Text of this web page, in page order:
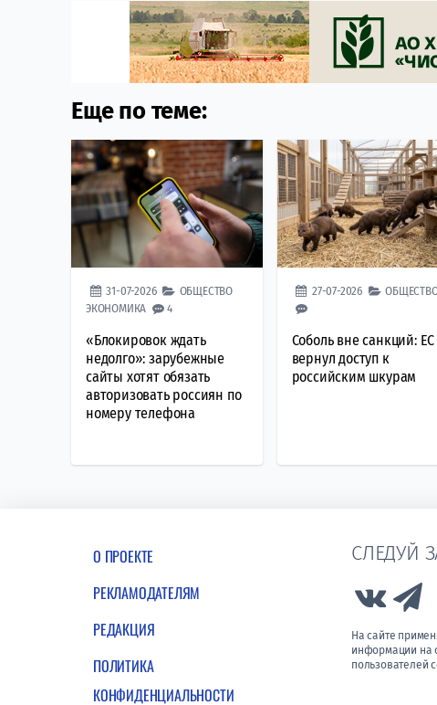
Еще по теме:
31-07-2026
ОБЩЕСТВО
ЭКОНОМИКА
4
«Блокировок ждать
недолго»: зарубежные
сайты хотят обязать
авторизовать россиян по
номеру телефона
27-07-2026
Соболь вне санкций: ЕС
вернул доступ к
российским шкурам
О ПРОЕКТЕ
РЕКЛАМОДАТЕЛЯМ
РЕДАКЦИЯ
ПОЛИТИКА
КОНФИДЕНЦИАЛЬНОСТИ
СЛЕДУЙ
Link to
На сайте
информации на
пользователей